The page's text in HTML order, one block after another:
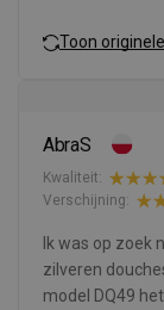
Toon
AbraS
Kwaliteit:
Verschijning:
Ik was op zoek
zilveren
model DQ49